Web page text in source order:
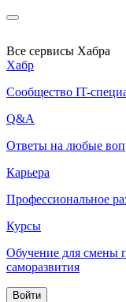
Все сервисы Хабра
Хабр
Сообщество IT-
Q&A
Ответы на любые
Карьера
Профессиональное
Курсы
Обучение для смены
саморазвития
Войти